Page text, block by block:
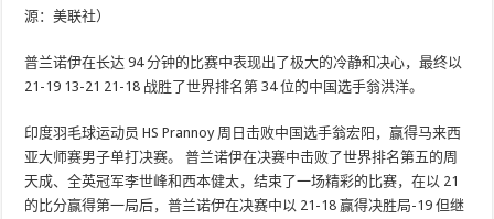
源：美联社）
普兰诺伊在长达 94 分钟的比赛中表现出了极大的冷静和决心，最终以
21-19 13-21 21-18 战胜了世界排名第 34 位的中国选手翁洪洋。
印度羽毛球运动员 HS Prannoy 周日击败中国选手翁宏阳，赢得马来西
亚大师赛男子单打决赛。 普兰诺伊在决赛中击败了世界排名第五的周
天成、全英冠军李世峰和西本健太，结束了一场精彩的比赛，在以 21
的比分赢得第一局后，普兰诺伊在决赛中以 21-18 赢得决胜局-19 但继